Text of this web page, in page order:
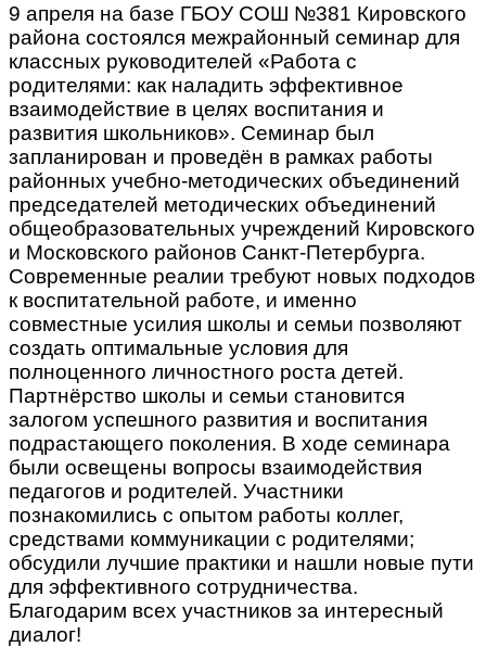
9 апреля на базе ГБОУ СОШ №381 Кировского
района состоялся межрайонный семинар для
классных руководителей «Работа с
родителями: как наладить эффективное
взаимодействие в целях воспитания и
развития школьников». Семинар был
запланирован и проведён в рамках работы
районных учебно-методических объединений
председателей методических объединений
общеобразовательных учреждений Кировского
и Московского районов Санкт-Петербурга.
Современные реалии требуют новых подходов
к воспитательной работе, и именно
совместные усилия школы и семьи позволяют
создать оптимальные условия для
полноценного личностного роста детей.
Партнёрство школы и семьи становится
залогом успешного развития и воспитания
подрастающего поколения. В ходе семинара
были освещены вопросы взаимодействия
педагогов и родителей. Участники
познакомились с опытом работы коллег,
средствами коммуникации с родителями;
обсудили лучшие практики и нашли новые пути
для эффективного сотрудничества.
Благодарим всех участников за интересный
диалог!